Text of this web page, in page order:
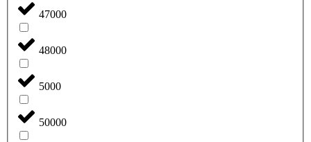
47000
48000
5000
50000